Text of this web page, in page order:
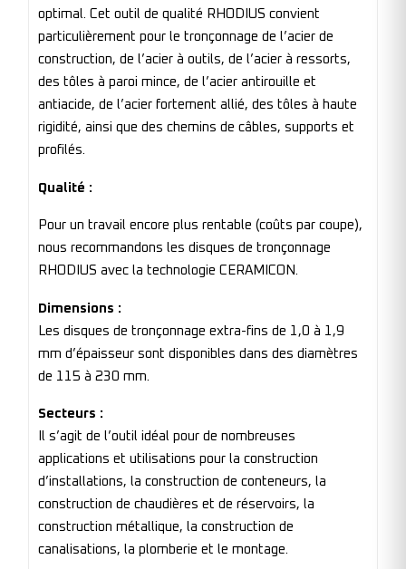
optimal. Cet outil de qualité RHODIUS convient
particulièrement pour le tronçonnage de l’acier de
construction, de l’acier à outils, de l’acier à ressorts,
des tôles à paroi mince, de l’acier antirouille et
antiacide, de l’acier fortement allié, des tôles à haute
rigidité, ainsi que des chemins de câbles, supports et
profilés.
Qualité :
Pour un travail encore plus rentable (coûts par coupe),
nous recommandons les disques de tronçonnage
RHODIUS avec la technologie CERAMICON.
Dimensions :
Les disques de tronçonnage extra-fins de 1,0 à 1,9
mm d’épaisseur sont disponibles dans des diamètres
de 115 à 230 mm.
Secteurs :
Il s’agit de l’outil idéal pour de nombreuses
applications et utilisations pour la construction
d’installations, la construction de conteneurs, la
construction de chaudières et de réservoirs, la
construction métallique, la construction de
canalisations, la plomberie et le montage.